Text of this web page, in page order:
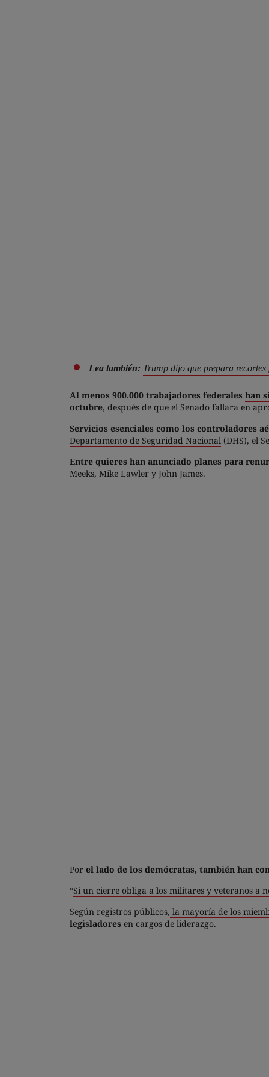
Lea también: Trump dijo que prepara
Al menos 900.000 trabajadores federales han
octubre, después de que el Senado fallara en
Servicios esenciales como los controladores
Departamento de Seguridad Nacional (DHS), el
Entre quieres han anunciado planes para
Meeks, Mike Lawler y John James.
Por el lado de los demócratas, también han
“Si un cierre obliga a los militares y veteranos a
Según registros públicos, la mayoría de los
legisladores en cargos de liderazgo.